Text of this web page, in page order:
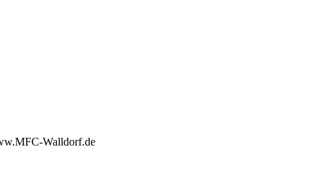
Walldorf.de